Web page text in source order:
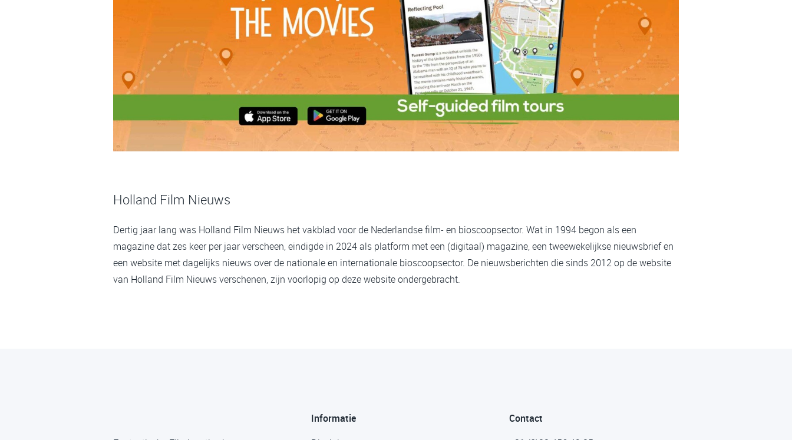
Holland Film Nieuws
Dertig jaar lang was Holland Film Nieuws het vakblad voor de Nederlandse film- en bioscoopsector. Wat in 1994 begon als een
magazine dat zes keer per jaar verscheen, eindigde in 2024 als platform met een (digitaal) magazine, een tweewekelijkse nieuwsbrief en
een website met dagelijks nieuws over de nationale en internationale bioscoopsector. De nieuwsberichten die sinds 2012 op de website
van Holland Film Nieuws verschenen, zijn voorlopig op deze website ondergebracht.
Informatie
Contact